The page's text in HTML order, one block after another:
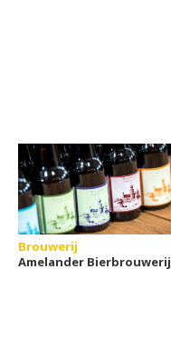
Brouwerij
Amelander Bierbrouwerij